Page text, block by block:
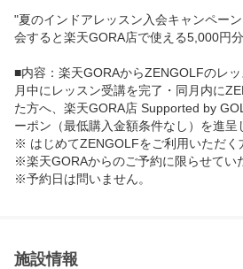
"夏のインドアレッスン入会キャンペー
会すると楽天GORA店で使える5,000円
■内容：楽天GORAからZENGOLFのレ
月中にレッスン受講を完了・同月内に
た方へ、楽天GORA店 Supported by
ーポン（最低購入金額条件なし）を進呈
※ はじめてZENGOLFをご利用いただく
※楽天GORAからのご予約に限らせてい
※予約日は問いません。
施設に確認させていただきます。
施設情報